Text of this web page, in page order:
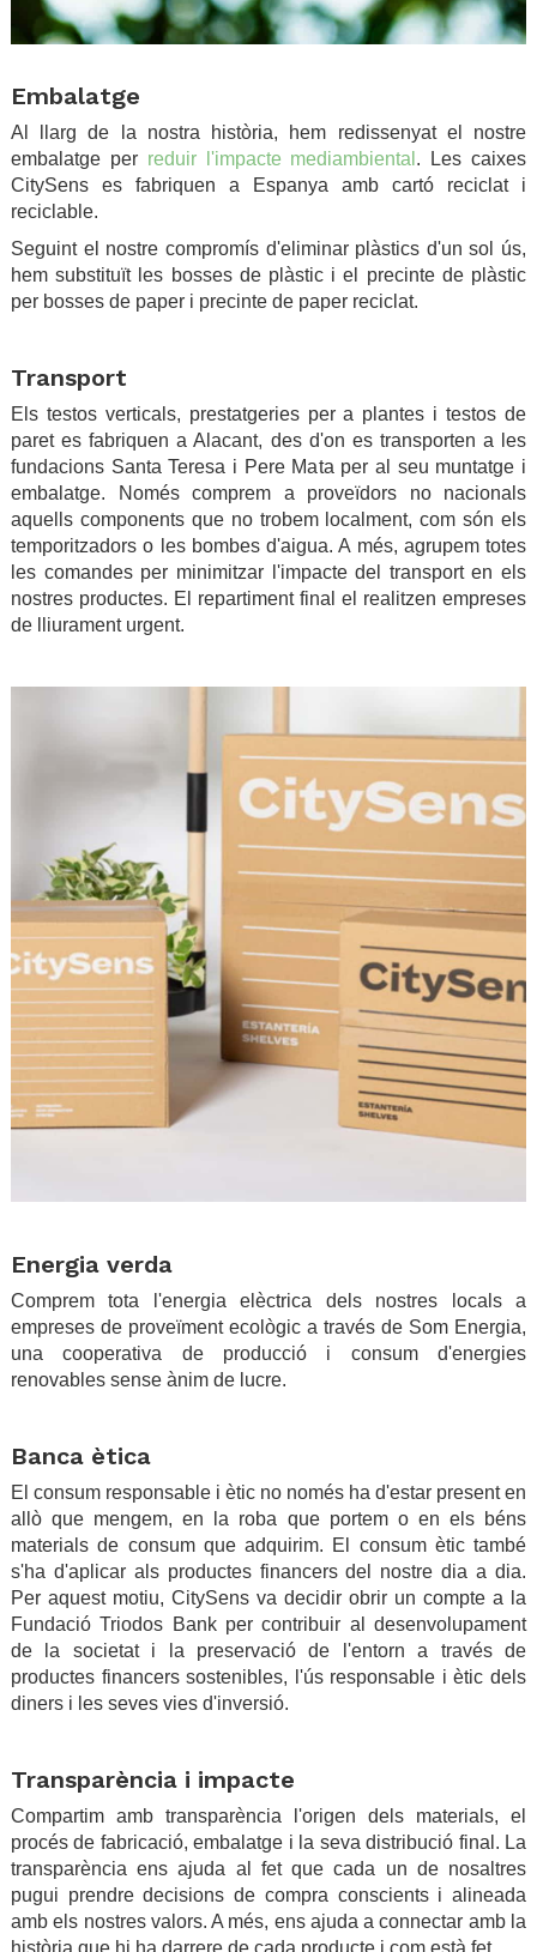
Embalatge
Al llarg de la nostra història, hem redissenyat el nostre
embalatge per reduir l'impacte mediambiental . Les caixes
CitySens es fabriquen a Espanya amb cartó reciclat i
reciclable.
Seguint el nostre compromís d'eliminar plàstics d'un sol ús,
hem substituït les bosses de plàstic i el precinte de plàstic
per bosses de paper i precinte de paper reciclat.
Transport
Els testos verticals, prestatgeries per a plantes i testos de
paret es fabriquen a Alacant, des d'on es transporten a les
fundacions Santa Teresa i Pere Mata per al seu muntatge i
embalatge. Només comprem a proveïdors no nacionals
aquells components que no trobem localment, com són els
temporitzadors o les bombes d'aigua. A més, agrupem totes
les comandes per minimitzar l'impacte del transport en els
nostres productes. El repartiment final el realitzen empreses
de lliurament urgent.
Energia verda
Comprem tota l'energia elèctrica dels nostres locals a
empreses de proveïment ecològic a través de Som Energia,
una cooperativa de producció i consum d'energies
renovables sense ànim de lucre.
Banca ètica
El consum responsable i ètic no només ha d'estar present en
allò que mengem, en la roba que portem o en els béns
materials de consum que adquirim. El consum ètic també
s'ha d'aplicar als productes financers del nostre dia a dia.
Per aquest motiu, CitySens va decidir obrir un compte a la
Fundació Triodos Bank per contribuir al desenvolupament
de la societat i la preservació de l'entorn a través de
productes financers sostenibles, l'ús responsable i ètic dels
diners i les seves vies d'inversió.
Transparència i impacte
Compartim amb transparència l'origen dels materials, el
procés de fabricació, embalatge i la seva distribució final. La
transparència ens ajuda al fet que cada un de nosaltres
pugui prendre decisions de compra conscients i alineada
amb els nostres valors. A més, ens ajuda a connectar amb la